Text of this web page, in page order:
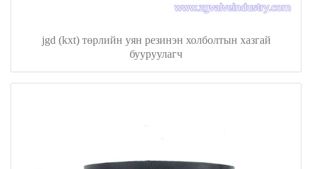
jgd (kxt) төрлийн уян резинэн холболтын хазгай
бууруулагч